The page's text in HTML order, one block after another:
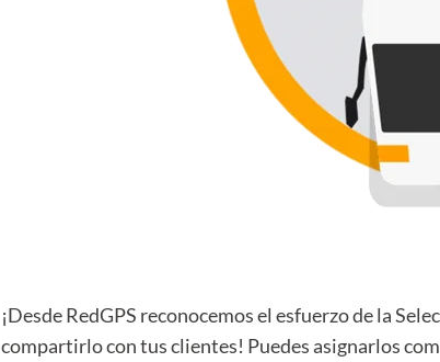
¡Desde RedGPS reconocemos el esfuerzo de la
compartirlo con tus clientes! Puedes asignarlos